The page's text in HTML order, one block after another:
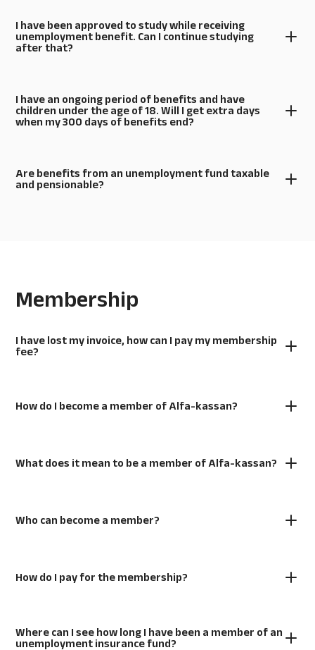
I have been approved to study while receiving
unemployment benefit. Can I continue studying
after that?
I have an ongoing period of benefits and have
children under the age of 18. Will I get extra days
when my 300 days of benefits end?
Are benefits from an unemployment fund taxable
and pensionable?
Membership
I have lost my invoice, how can I pay my membership
fee?
How do I become a member of Alfa-kassan?
What does it mean to be a member of Alfa-kassan?
Who can become a member?
How do I pay for the membership?
Where can I see how long I have been a member of an
unemployment insurance fund?